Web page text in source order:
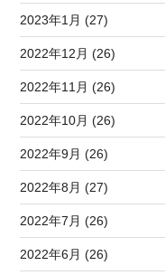
2023年1月 (27)
2022年12月 (26)
2022年11月 (26)
2022年10月 (26)
2022年9月 (26)
2022年8月 (27)
2022年7月 (26)
2022年6月 (26)